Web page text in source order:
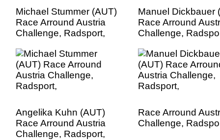
Michael Stummer (AUT)
Race Arround Austria
Challenge, Radsport,
Manuel Dickbauer
Race Arround
Challenge,
Angelika Kuhn (AUT)
Race Arround Austria
Challenge, Radsport,
Race Arround
Challenge,